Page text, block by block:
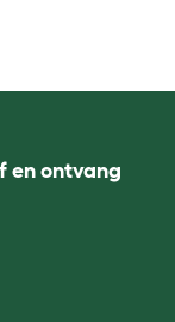
en ontvang